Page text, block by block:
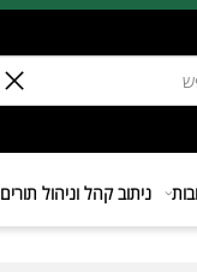
ניתוב קהל וניהול תורים